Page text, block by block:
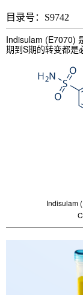
目录号：S9742
Indisulam (E7070)
期到S期的转变都是
Indisulam